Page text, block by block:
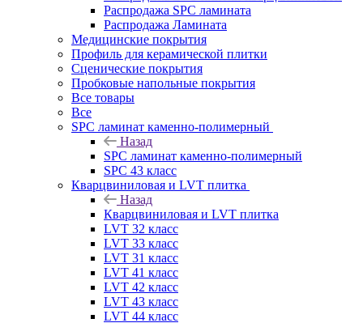
Распродажа SPC ламината
Распродажа Ламината
Медицинские покрытия
Профиль для керамической плитки
Сценические покрытия
Пробковые напольные покрытия
Все товары
Все
SPC ламинат каменно-полимерный
Назад
SPC ламинат каменно-полимерный
SPC 43 класс
Кварцвиниловая и LVT плитка
Назад
Кварцвиниловая и LVT плитка
LVT 32 класс
LVT 33 класс
LVT 31 класс
LVT 41 класс
LVT 42 класс
LVT 43 класс
LVT 44 класс